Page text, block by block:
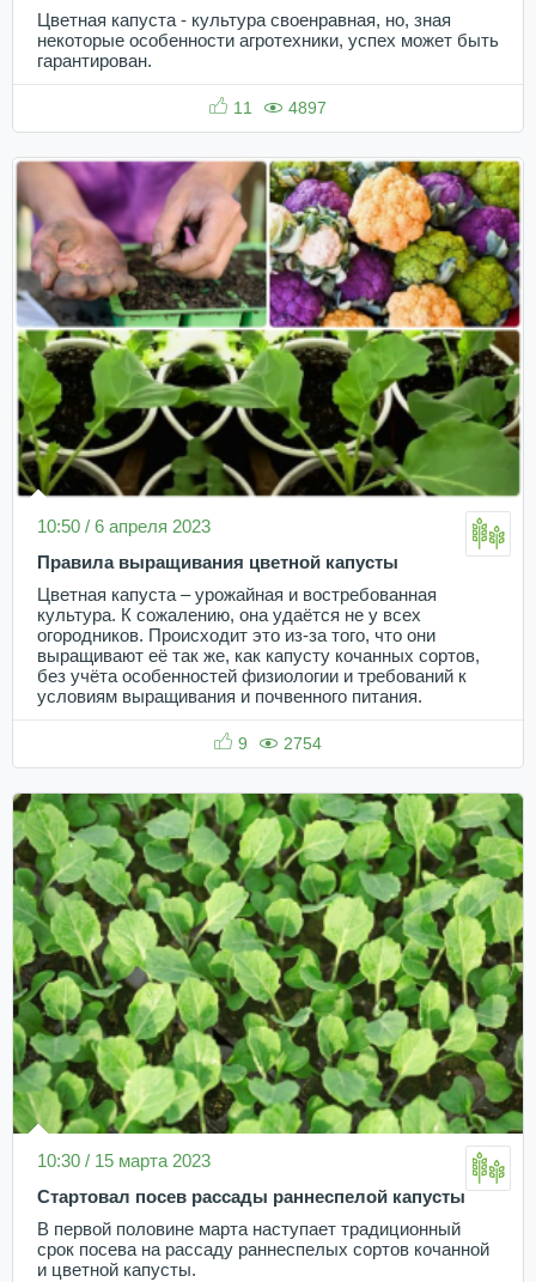
Цветная капуста - культура своенравная, но, зная
некоторые особенности агротехники, успех может быть
гарантирован.
11 4897
10:50 / 6 апреля 2023
Правила выращивания цветной капусты
Цветная капуста – урожайная и востребованная
культура. К сожалению, она удаётся не у всех
огородников. Происходит это из-за того, что они
выращивают её так же, как капусту кочанных сортов,
без учёта особенностей физиологии и требований к
условиям выращивания и почвенного питания.
9 2754
10:30 / 15 марта 2023
Стартовал посев рассады раннеспелой капусты
В первой половине марта наступает традиционный
срок посева на рассаду раннеспелых сортов кочанной
и цветной капусты.